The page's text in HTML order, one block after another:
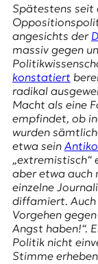
R
W
s
s
e
n
,
J
u
r
n
a
s
Spätestens seit
angesichts der
massiv gegen
konstatiert
radikal
Macht als eine
empfindet, ob
wurden
etwa sein
„extremistisch“
aber etwa auch
einzelne
diffamiert. Auch
Vorgehen
Angst haben!“.
Politik nicht
Stimme